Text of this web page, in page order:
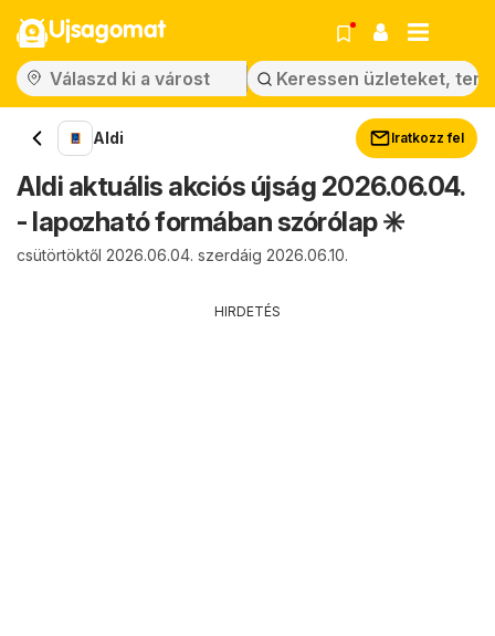
Ujsagomat
Aldi Iratkozz fel
Aldi aktuális akciós újság 2026.06.04.
- lapozható formában szórólap ✳️
csütörtöktől 2026.06.04. szerdáig 2026.06.10.
HIRDETÉS